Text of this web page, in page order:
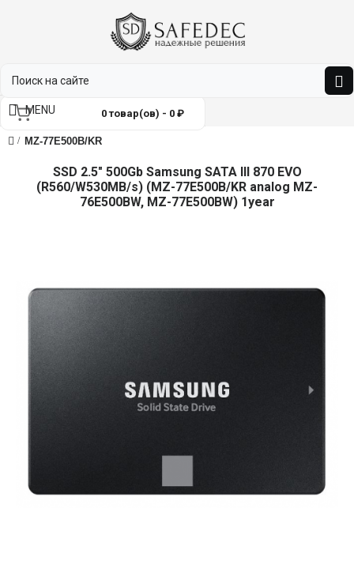
0 товар(ов) - 0 ₽
MENU
MZ-77E500B/KR
SSD 2.5" 500Gb Samsung SATA III 870 EVO
(R560/W530MB/s) (MZ-77E500B/KR analog MZ-
76E500BW, MZ-77E500BW) 1year